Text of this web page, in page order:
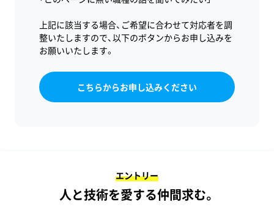
上記に該当する場合、ご希望に合わせて対応者を調
整いたしますので、以下のボタンからお申し込みを
お願いいたします。
こちらからお申し込みください
エントリー
人と技術を愛する仲間求む。